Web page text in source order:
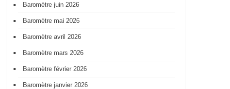
Baromètre juin 2026
Baromètre mai 2026
Baromètre avril 2026
Baromètre mars 2026
Baromètre février 2026
Baromètre janvier 2026